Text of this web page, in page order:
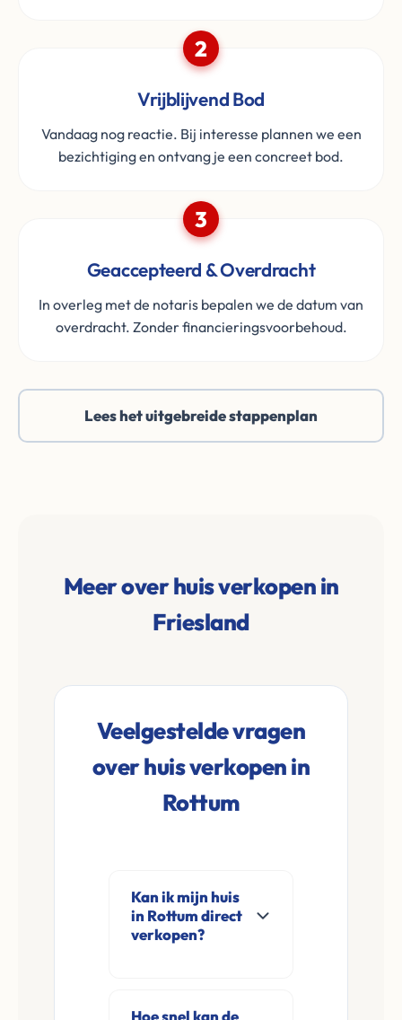
2
Vrijblijvend Bod
Vandaag nog reactie. Bij interesse plannen we een
bezichtiging en ontvang je een concreet bod.
3
Geaccepteerd & Overdracht
In overleg met de notaris bepalen we de datum van
overdracht. Zonder financieringsvoorbehoud.
Lees het uitgebreide stappenplan
Meer over huis verkopen in
Friesland
Veelgestelde vragen
over huis verkopen in
Rottum
Kan ik mijn huis
in Rottum direct
verkopen?
Hoe snel kan de